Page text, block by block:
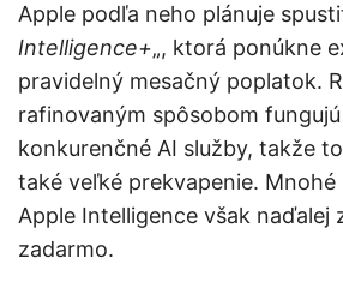
Apple podľa neho plánuje
Intelligence+„, ktorá ponúkne
pravidelný mesačný poplatok.
rafinovaným spôsobom
konkurenčné AI služby, takže
také veľké prekvapenie.
Apple Intelligence však naďalej
zadarmo.